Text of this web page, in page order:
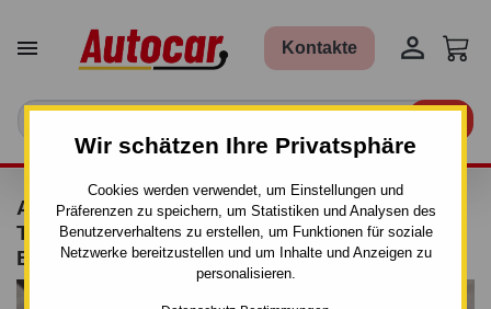
Wir schätzen Ihre Privatsphäre
Cookies werden verwendet, um Einstellungen und
Präferenzen zu speichern, um Statistiken und Analysen des
Benutzerverhaltens zu erstellen, um Funktionen für soziale
Netzwerke bereitzustellen und um Inhalte und Anzeigen zu
personalisieren.
 Kontakte 
ANHÄNGERKUPPLUNG FÜR KIA R I O - 5-
TÜRIG - MANUALL–AHK STARR - VON 2005
BIS 2009/09